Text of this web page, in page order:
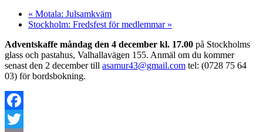
« Motala: Julsamkväm
Stockholm: Fredsfest för medlemmar »
Adventskaffe måndag den 4 december kl. 17.00 på Stockholms
glass och pastahus, Valhallavägen 155. Anmäl om du kommer
senast den 2 december till asamur43@gmail.com tel: (0728 75 64
03) för bordsbokning.
Facebook